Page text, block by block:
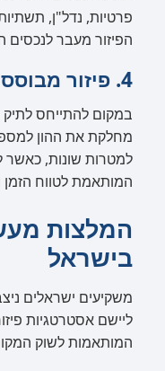
פרטיות, נדל"ן,
הפיזור מעבר לנכסים
4. פיזור מבוסס מטרות
במקום להתייחס
למטרות שונות, כאשר
המותאמת לטווח הזמן
המלצות
בישראל
משקיעים ישראלים
ליישם אסטרטגיות
המותאמות לשוק